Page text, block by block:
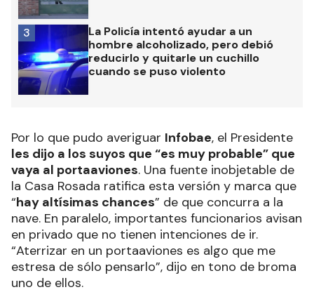
La Policía intentó ayudar a un
hombre alcoholizado, pero debió
reducirlo y quitarle un cuchillo
cuando se puso violento
3
Por lo que pudo averiguar Infobae, el Presidente
les dijo a los suyos que “es muy probable” que
vaya al portaaviones. Una fuente inobjetable de
la Casa Rosada ratifica esta versión y marca que
“hay altísimas chances” de que concurra a la
nave. En paralelo, importantes funcionarios avisan
en privado que no tienen intenciones de ir.
“Aterrizar en un portaaviones es algo que me
estresa de sólo pensarlo”, dijo en tono de broma
uno de ellos.